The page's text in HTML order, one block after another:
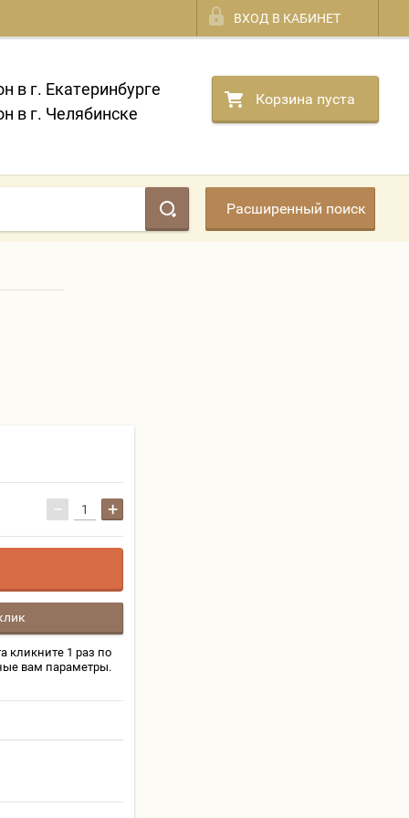
ВХОД В КАБИНЕТ
в г. Екатеринбурге
в г. Челябинске
Корзина пуста
Расширенный поиск
− +
кликните 1 раз по
вам параметры.